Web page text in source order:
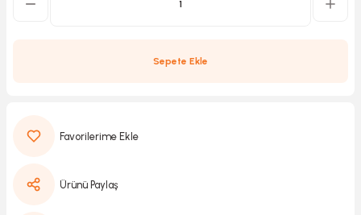
Sepete Ekle
Ürünü Paylaş